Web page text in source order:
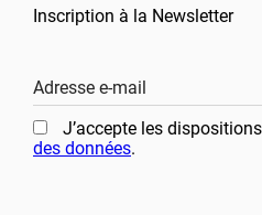
Inscription à la Newsletter
Adresse e-mail
J’accepte les
des données.